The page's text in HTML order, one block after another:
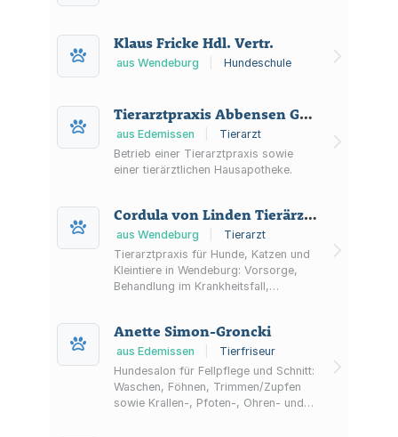
Klaus Fricke Hdl. Vertr.
aus Wendeburg Hundeschule
Tierarztpraxis Abbensen GmbH
aus Edemissen
Tierarzt
Betrieb einer Tierarztpraxis sowie
einer tierärztlichen Hausapotheke.
Cordula von Linden Tierärztin
aus Wendeburg
Tierarzt
Tierarztpraxis für Hunde, Katzen und
Kleintiere in Wendeburg: Vorsorge,
Behandlung im Krankheitsfall,
Aufnahme.
Anette Simon-Groncki
aus Edemissen
Tierfriseur
Hundesalon für Fellpflege und Schnitt:
Waschen, Föhnen, Trimmen/Zupfen
sowie Krallen-, Pfoten-, Ohren- und